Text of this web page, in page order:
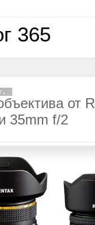
365
от
35mm f/2